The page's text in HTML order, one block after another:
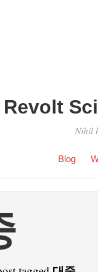
Revolt
Nihil
Blog